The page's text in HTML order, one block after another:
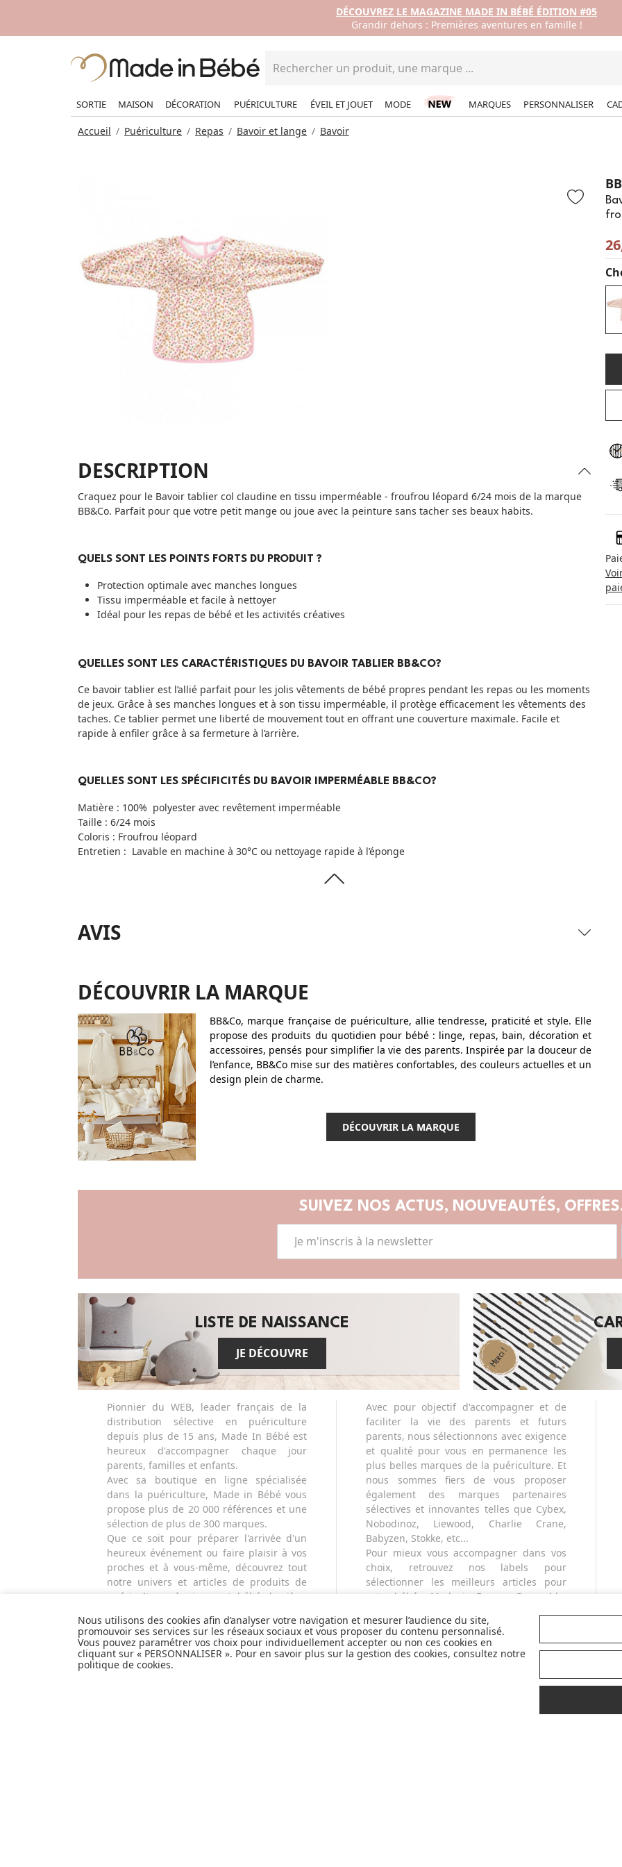
DÉCOUVREZ LE MAGAZINE MADE IN BÉBÉ ÉDITION #05
Grandir dehors : Premières aventures en famille !
SORTIE MAISON DÉCORATION PUÉRICULTURE ÉVEIL ET JOUET MODE MARQUES PERSONNALISER
Accueil Puériculture Repas Bavoir et lange Bavoir
DESCRIPTION
Craquez pour le Bavoir tablier col claudine en tissu imperméable - froufrou léopard 6/24 mois de la marque
BB&Co. Parfait pour que votre petit mange ou joue avec la peinture sans tacher ses beaux habits.
QUELS SONT LES POINTS FORTS DU PRODUIT ?
Protection optimale avec manches longues
Tissu imperméable et facile à nettoyer
Idéal pour les repas de bébé et les activités créatives
QUELLES SONT LES CARACTÉRISTIQUES DU BAVOIR TABLIER BB&CO?
Ce bavoir tablier est l’allié parfait pour les jolis vêtements de bébé propres pendant les repas ou les moments
de jeux. Grâce à ses manches longues et à son tissu imperméable, il protège efficacement les vêtements des
taches. Ce tablier permet une liberté de mouvement tout en offrant une couverture maximale. Facile et
rapide à enfiler grâce à sa fermeture à l’arrière.
QUELLES SONT LES SPÉCIFICITÉS DU BAVOIR IMPERMÉABLE BB&CO?
Matière : 100% polyester avec revêtement imperméable
Taille : 6/24 mois
Coloris : Froufrou léopard
Entretien : Lavable en machine à 30°C ou nettoyage rapide à l’éponge
AVIS
DÉCOUVRIR LA MARQUE
BB&Co, marque française de puériculture, allie tendresse, praticité et style. Elle
propose des produits du quotidien pour bébé : linge, repas, bain, décoration et
accessoires, pensés pour simplifier la vie des parents. Inspirée par la douceur de
l’enfance, BB&Co mise sur des matières confortables, des couleurs actuelles et un
design plein de charme.
DÉCOUVRIR LA MARQUE
SUIVEZ NOS ACTUS, NOUVEAUTÉS,
LISTE DE NAISSANCE
JE DÉCOUVRE
Pionnier du WEB, leader français de la
distribution sélective en puériculture
depuis plus de 15 ans, Made In Bébé est
heureux d'accompagner chaque jour
parents, familles et enfants.
Avec sa boutique en ligne spécialisée
dans la puériculture, Made in Bébé vous
propose plus de 20 000 références et une
sélection de plus de 300 marques.
Que ce soit pour préparer l'arrivée d'un
heureux événement ou faire plaisir à vos
proches et à vous-même, découvrez tout
notre univers et articles de produits de
puériculture, équipement bébé, hygiène
repas, sécurité de l'enfant, poussettes,
mobilier et décoration pour la chambre de
bébé, jouets d'éveil et autres cadeaux de
naissance...
Avec pour objectif d'accompagner et de
faciliter la vie des parents et futurs
parents, nous sélectionnons avec exigence
et qualité pour vous en permanence les
plus belles marques de la puériculture. Et
nous sommes fiers de vous proposer
également des marques partenaires
sélectives et innovantes telles que Cybex,
Nobodinoz, Liewood, Charlie Crane,
Babyzen, Stokke, etc...
Pour mieux vous accompagner dans vos
choix, retrouvez nos labels pour
sélectionner les meilleurs articles pour
votre bébé : Made in France, Greenable,
Nous utilisons des cookies afin d’analyser votre navigation et mesurer l’audience du site,
promouvoir ses services sur les réseaux sociaux et vous proposer du contenu personnalisé.
Vous pouvez paramétrer vos choix pour individuellement accepter ou non ces cookies en
cliquant sur « PERSONNALISER ». Pour en savoir plus sur la gestion des cookies, consultez notre
politique de cookies.